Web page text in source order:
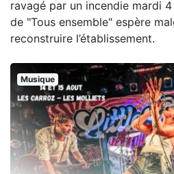
ravagé par un incendie mardi
de "Tous ensemble" espère
reconstruire l’établissement.
Musique